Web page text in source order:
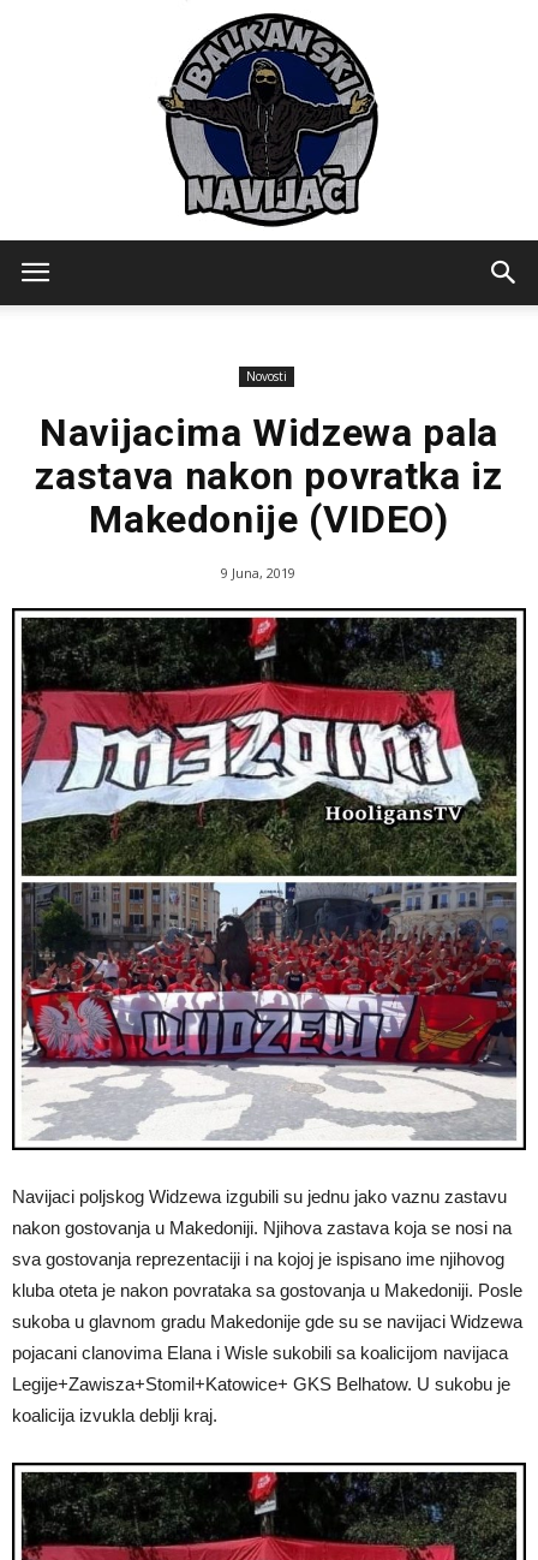
Novosti
Navijacima Widzewa pala
zastava nakon povratka iz
Makedonije (VIDEO)
9 Juna, 2019
Navijaci poljskog Widzewa izgubili su jednu jako vaznu zastavu
nakon gostovanja u Makedoniji. Njihova zastava koja se nosi na
sva gostovanja reprezentaciji i na kojoj je ispisano ime njihovog
kluba oteta je nakon povrataka sa gostovanja u Makedoniji. Posle
sukoba u glavnom gradu Makedonije gde su se navijaci Widzewa
pojacani clanovima Elana i Wisle sukobili sa koalicijom navijaca
Legije+Zawisza+Stomil+Katowice+ GKS Belhatow. U sukobu je
koalicija izvukla deblji kraj.